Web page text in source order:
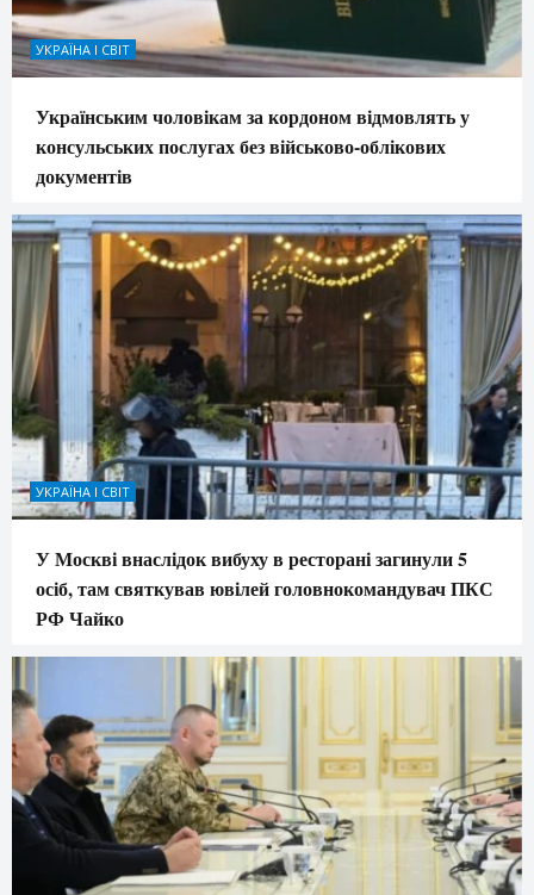
УКРАЇНА І СВІТ
Українським чоловікам за кордоном відмовлять у
консульських послугах без військово-облікових
документів
УКРАЇНА І СВІТ
У Москві внаслідок вибуху в ресторані загинули 5
осіб, там святкував ювілей головнокомандувач ПКС
РФ Чайко